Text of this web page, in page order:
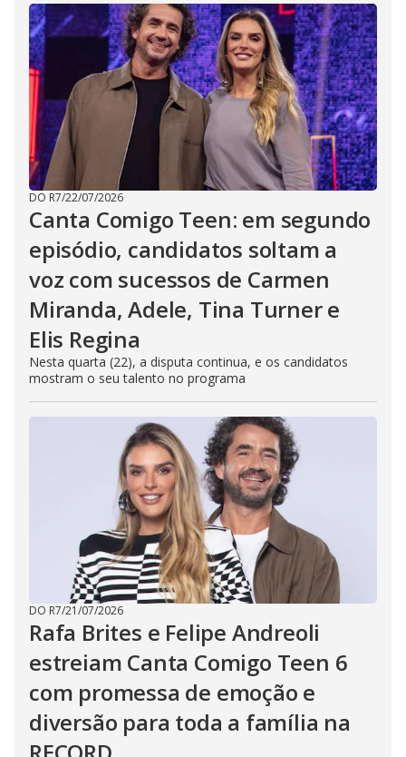
DO R7/22/07/2026
Canta Comigo Teen: em segundo
episódio, candidatos soltam a
voz com sucessos de Carmen
Miranda, Adele, Tina Turner e
Elis Regina
Nesta quarta (22), a disputa continua, e os candidatos
mostram o seu talento no programa
DO R7/21/07/2026
Rafa Brites e Felipe Andreoli
estreiam Canta Comigo Teen 6
com promessa de emoção e
diversão para toda a família na